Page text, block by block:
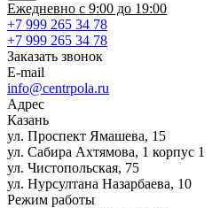
Ежедневно с 9:00 до 19:00
+7 999 265 34 78
+7 999 265 34 78
Заказать звонок
E-mail
info@centrpola.ru
Адрес
Казань
ул. Проспект Ямашева, 15
ул. Сабира Ахтямова, 1 корпус 1
ул. Чистопольская, 75
ул. Нурсултана Назарбаева, 10
Режим работы